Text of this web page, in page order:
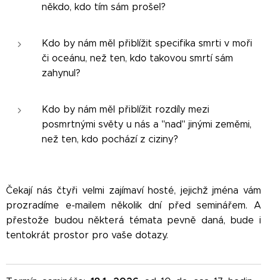
někdo, kdo tím sám prošel?
Kdo by nám měl přiblížit specifika smrti v moři
či oceánu, než ten, kdo takovou smrtí sám
zahynul?
Kdo by nám měl přiblížit rozdíly mezi
posmrtnými světy u nás a "nad" jinými zeměmi,
než ten, kdo pochází z ciziny?
Čekají nás čtyři velmi zajímaví hosté, jejichž jména vám
prozradíme e-mailem několik dní před seminářem. A
přestože budou některá témata pevně daná, bude i
tentokrát prostor pro vaše dotazy.